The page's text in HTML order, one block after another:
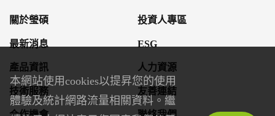
關於瑩碩
最新消息
產品資訊
技術服務
投資人專區
ESG
人力資源
友善連結
本網站使用cookies以提昇您的使用
體驗及統計網路流量相關資料。繼